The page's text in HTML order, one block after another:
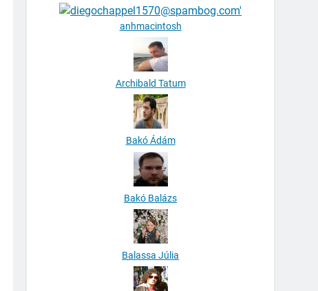
anhmacintosh
Archibald Tatum
Bakó Ádám
Bakó Balázs
Balassa Júlia